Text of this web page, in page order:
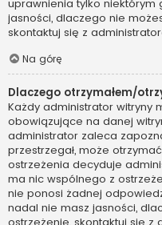
uprawnienia tylko niektórym
jasności, dlaczego nie
skontaktuj się z
Na górę
Dlaczego otrzymałem/
Każdy administrator witryny
obowiązujące na danej
administrator zaleca
przestrzegał, może
ostrzeżenia decyduje
ma nic wspólnego z
nie ponosi żadnej
nadal nie masz jasności,